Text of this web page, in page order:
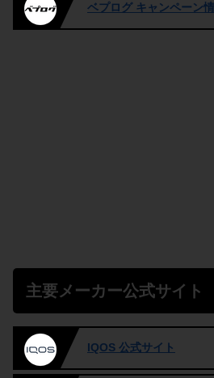
ベプログ キャンペーン
主要メーカー公式サイト
IQOS 公式サイト